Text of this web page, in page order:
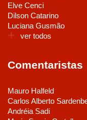
Elve Cenci
Dilson Catarino
Luciana Gusmão
ver todos
Comentaristas
Mauro Halfeld
Carlos Alberto
Andréia Sadi